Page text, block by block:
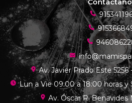
Av. Javier Prado Este
Lun a Vie 09:00 a 18:00 horas y
Av. Óscar R. Benavides